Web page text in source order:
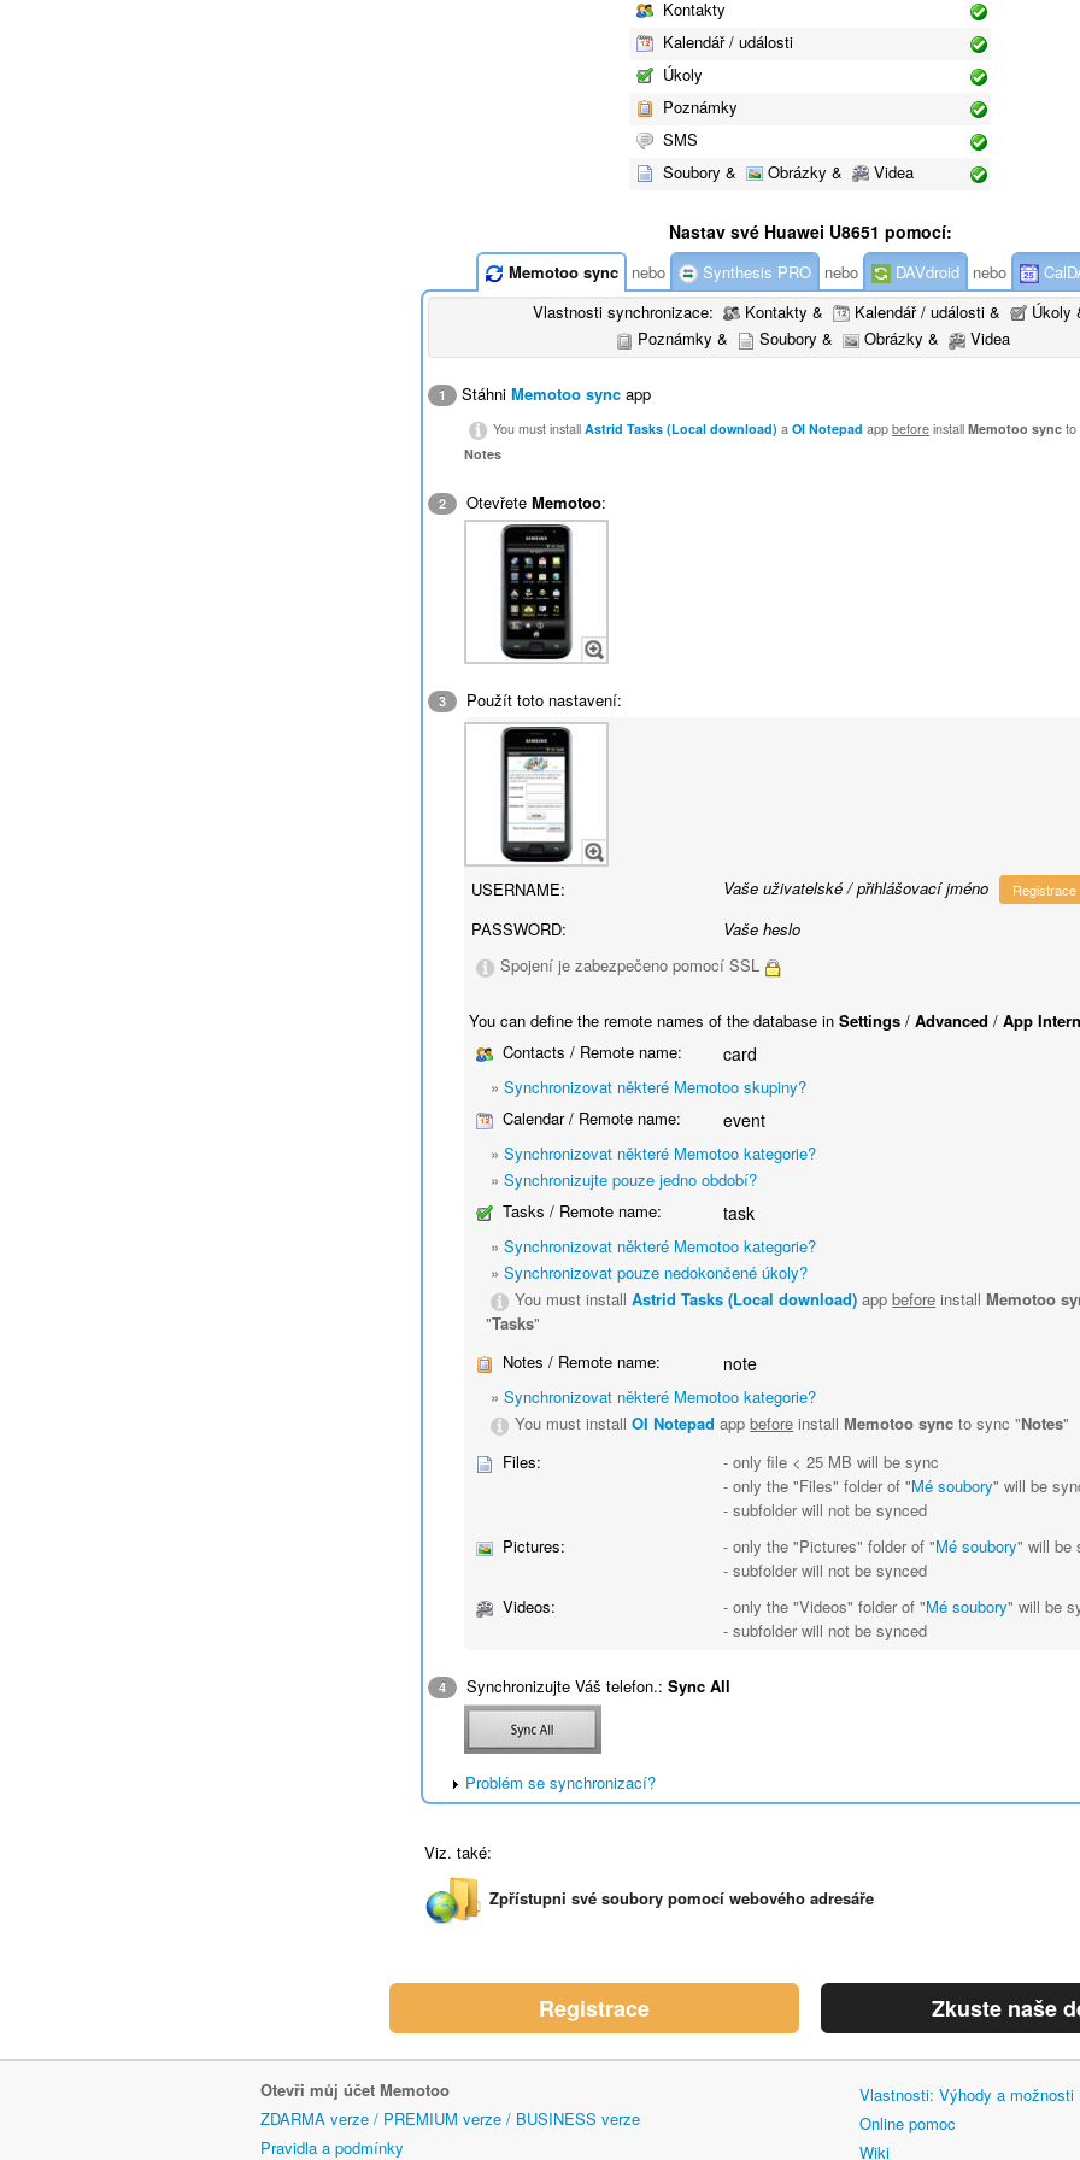
Kontakty
Kalendář / události
Úkoly
Poznámky
SMS
Soubory &
Obrázky & Videa
Nastav své Huawei U8651 pomocí:
Memotoo sync nebo Synthesis PRO nebo DAVdroid nebo
Vlastnosti synchronizace:
Kontakty & Kalendář / události &
Úkoly
Poznámky &
Soubory & Obrázky & Videa
1 StáhniMemotoo sync app
You must installAstrid Tasks (Local download) aOI Notepad appbefore installMemotoo sync to
Notes
2 OtevřeteMemotoo:
3 Použít toto nastavení:
USERNAME: Vaše uživatelské / přihlášovací jméno Registrace
PASSWORD:
Vaše heslo
Spojení je zabezpečeno pomocí SSL
You can define the remote names of the database inSettings /Advanced /App
Contacts / Remote name:
card
»Synchronizovat některé Memotoo skupiny?
Calendar / Remote name:
event
»Synchronizovat některé Memotoo kategorie?
»Synchronizujte pouze jedno období?
Tasks / Remote name:
task
»Synchronizovat některé Memotoo kategorie?
»Synchronizovat pouze nedokončené úkoly?
You must installAstrid Tasks (Local download) appbefore install Memotoo
"Tasks"
Notes / Remote name:
note
»Synchronizovat některé Memotoo kategorie?
You must installOI Notepad appbefore install Memotoo sync to sync "Notes"
Files:
- only file < 25 MB will be sync
- only the "Files" folder of "Mé soubory" will be
- subfolder will not be synced
Pictures:
- only the "Pictures" folder of "Mé soubory" will be
- subfolder will not be synced
Videos:
- only the "Videos" folder of "Mé soubory" will be
- subfolder will not be synced
4 Synchronizujte Váš telefon.:Sync All
Problém se synchronizací?
Viz. také:
Zpřístupni své soubory pomocí webového adresáře
Registrace Zkuste naše
Otevři můj účet Memotoo
ZDARMA verze / PREMIUM verze / BUSINESS verze
Pravidla a podmínky
Vlastnosti: Výhody a možnosti
Online pomoc
Wiki